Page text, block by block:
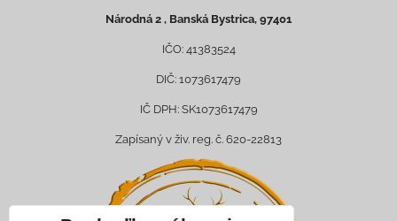
Národná 2 , Banská Bystrica, 97401
IČO: 41383524
DIČ: 1073617479
IČ DPH: SK1073617479
Zapísaný v živ. reg. č. 620-22813